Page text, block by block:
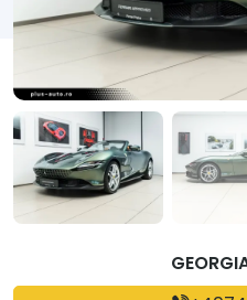
Despre Noi
Contact